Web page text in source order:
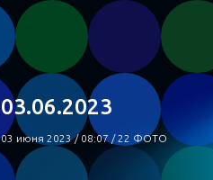
03.06.2023
03 июня 2023 / 08:07 / 22 ФОТО